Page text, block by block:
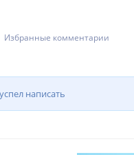
Избранные комментарии
написать